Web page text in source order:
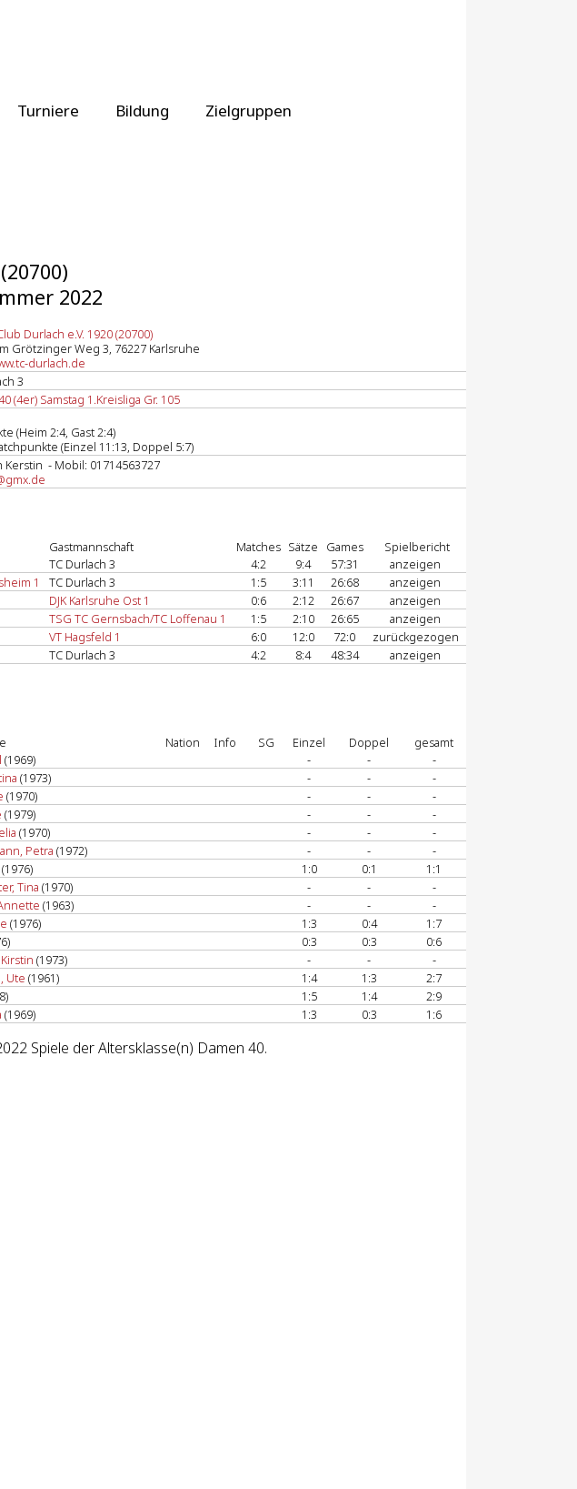
Turniere Bildung Zielgruppen
2022
Durlach e.V. 1920 (20700)
Grötzinger Weg 3, 76227 Karlsruhe
durlach.de
3
(4er) Samstag 1.Kreisliga Gr. 105
(Heim 2:4, Gast 2:4)
(Einzel 11:13, Doppel 5:7)
Kerstin - Mobil: 01714563727
Gastmannschaft Matches Sätze Games
Spielbericht
TC Durlach 3 4:2 9:4 57:31
anzeigen
1 TC Durlach 3 1:5 3:11 26:68
anzeigen
DJK Karlsruhe Ost 1 0:6 2:12 26:67
anzeigen
TSG TC Gernsbach/TC Loffenau 1 1:5 2:10 26:65
anzeigen
VT Hagsfeld 1 6:0 12:0 72:0
zurückgezogen
TC Durlach 3 4:2 8:4 48:34 anzeigen
Nation Info SG Einzel Doppel
gesamt
(1969) - -
-
(1973) - -
-
(1970) - -
-
(1979) - -
-
(1970) - -
-
Petra (1972) - -
-
(1976) 1:0 0:1
1:1
Tina (1970) - -
-
(1963) - -
-
(1976) 1:3 0:4
1:7
0:3 0:3
0:6
(1973) - -
-
Ute (1961) 1:4 1:3
2:7
1:5 1:4
2:9
(1969) 1:3 0:3 1:6
Spiele der Altersklasse(n) Damen 40.